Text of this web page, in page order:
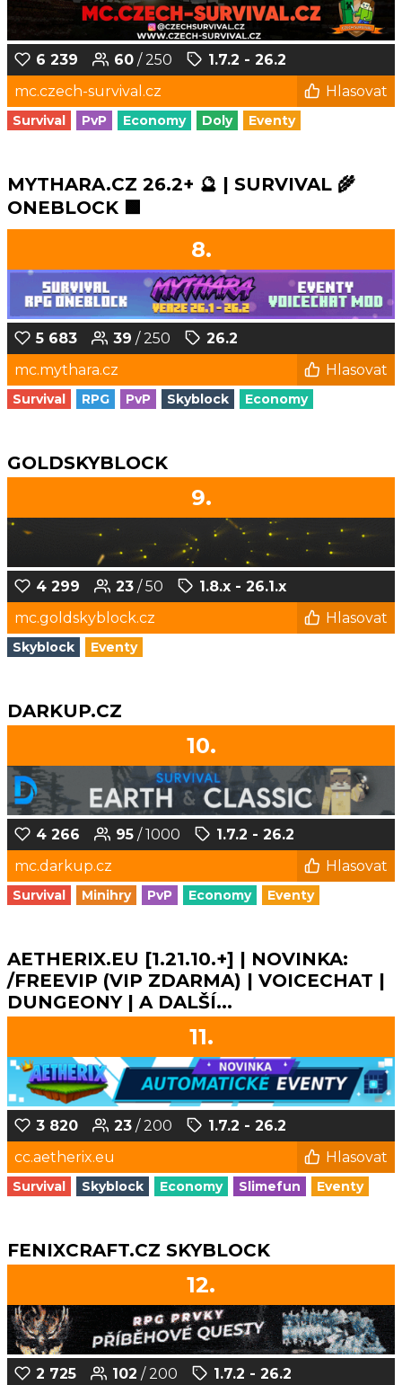
6 239 60 / 250
1.7.2 - 26.2
mc.czech-survival.cz
Hlasovat
Survival PvP Economy Doly Eventy
MYTHARA.CZ 26.2+ 🔮 | SURVIVAL 🌾
ONEBLOCK 🟩
8.
5 683 39 / 250
26.2
mc.mythara.cz
Hlasovat
Survival RPG PvP Skyblock Economy
GOLDSKYBLOCK
9.
4 299 23 / 50
1.8.x - 26.1.x
mc.goldskyblock.cz
Hlasovat
Skyblock Eventy
DARKUP.CZ
10.
4 266 95 / 1000
1.7.2 - 26.2
mc.darkup.cz
Hlasovat
Survival Minihry PvP Economy Eventy
AETHERIX.EU [1.21.10.+] | NOVINKA:
/FREEVIP (VIP ZDARMA) | VOICECHAT |
DUNGEONY | A DALŠÍ...
11.
3 820 23 / 200
1.7.2 - 26.2
cc.aetherix.eu
Hlasovat
Survival Skyblock Economy Slimefun Eventy
FENIXCRAFT.CZ SKYBLOCK
12.
2 725 102 / 200
1.7.2 - 26.2